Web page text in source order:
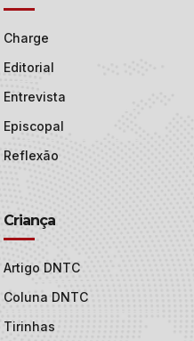
Charge
Editorial
Entrevista
Episcopal
Reflexão
Criança
Artigo DNTC
Coluna DNTC
Tirinhas